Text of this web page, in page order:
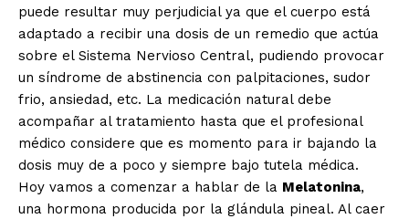
puede resultar muy perjudicial ya que el cuerpo está
adaptado a recibir una dosis de un remedio que actúa
sobre el Sistema Nervioso Central, pudiendo provocar
un síndrome de abstinencia con palpitaciones, sudor
frio, ansiedad, etc. La medicación natural debe
acompañar al tratamiento hasta que el profesional
médico considere que es momento para ir bajando la
dosis muy de a poco y siempre bajo tutela médica.
Hoy vamos a comenzar a hablar de la Melatonina,
una hormona producida por la glándula pineal. Al caer